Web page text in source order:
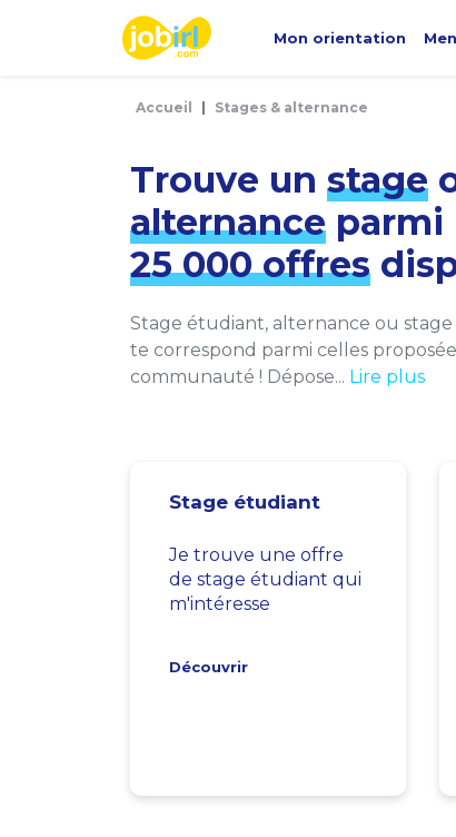
Mon orientation
Accueil Stages & alternance
Trouve un stage
alternance parmi
25 000 offres
Stage étudiant, alternance ou
te correspond parmi celles
communauté ! Dépose... Lire plus
Stage étudiant
Je trouve une offre
de stage étudiant qui
m'intéresse
Découvrir
Panneau de gestion des cookies